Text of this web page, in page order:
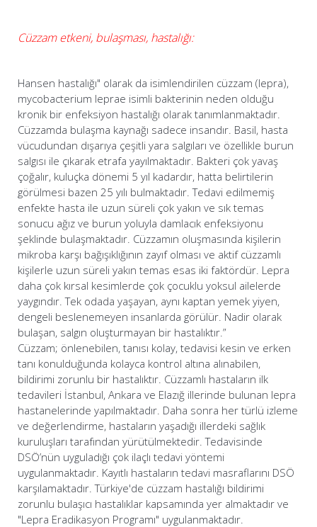
Cüzzam etkeni, bulaşması, hastalığı:
Hansen hastalığı" olarak da isimlendirilen cüzzam (lepra),
mycobacterium leprae isimli bakterinin neden olduğu
kronik bir enfeksiyon hastalığı olarak tanımlanmaktadır.
Cüzzamda bulaşma kaynağı sadece insandır. Basil, hasta
vücudundan dışarıya çeşitli yara salgıları ve özellikle burun
salgısı ile çıkarak etrafa yayılmaktadır. Bakteri çok yavaş
çoğalır, kuluçka dönemi 5 yıl kadardır, hatta belirtilerin
görülmesi bazen 25 yılı bulmaktadır. Tedavi edilmemiş
enfekte hasta ile uzun süreli çok yakın ve sık temas
sonucu ağız ve burun yoluyla damlacık enfeksiyonu
şeklinde bulaşmaktadır. Cüzzamın oluşmasında kişilerin
mikroba karşı bağışıklığının zayıf olması ve aktif cüzzamlı
kişilerle uzun süreli yakın temas esas iki faktördür. Lepra
daha çok kırsal kesimlerde çok çocuklu yoksul ailelerde
yaygındır. Tek odada yaşayan, aynı kaptan yemek yiyen,
dengeli beslenemeyen insanlarda görülür. Nadir olarak
bulaşan, salgın oluşturmayan bir hastalıktır.”
Cüzzam; önlenebilen, tanısı kolay, tedavisi kesin ve erken
tanı konulduğunda kolayca kontrol altına alınabilen,
bildirimi zorunlu bir hastalıktır. Cüzzamlı hastaların ilk
tedavileri İstanbul, Ankara ve Elazığ illerinde bulunan lepra
hastanelerinde yapılmaktadır. Daha sonra her türlü izleme
ve değerlendirme, hastaların yaşadığı illerdeki sağlık
kuruluşları tarafından yürütülmektedir. Tedavisinde
DSÖ’nün uyguladığı çok ilaçlı tedavi yöntemi
uygulanmaktadır. Kayıtlı hastaların tedavi masraflarını DSÖ
karşılamaktadır. Türkiye'de cüzzam hastalığı bildirimi
zorunlu bulaşıcı hastalıklar kapsamında yer almaktadır ve
"Lepra Eradikasyon Programı" uygulanmaktadır.